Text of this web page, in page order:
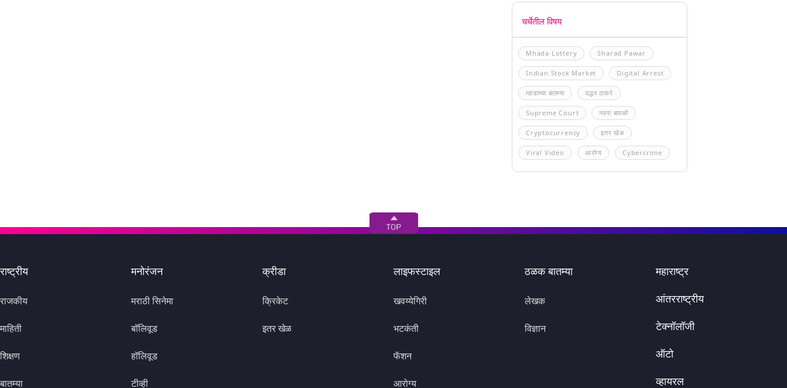
चर्चेतील विषय
Mhada Lottery Sharad Pawar
Indian Stock Market Digital Arrest
म्हाडाच्या बातम्या उद्धव ठाकरे
Supreme Court नवरा बायको
Cryptocurrency इतर खेळ
Viral Video आरोग्य Cybercrime
राष्ट्रीय
राजकीय
माहिती
शिक्षण
बातम्या
मनोरंजन
मराठी सिनेमा
बॉलिवूड
हॉलिवूड
टीव्ही
क्रीडा
क्रिकेट
इतर खेळ
लाइफस्टाइल
खवय्येगिरी
भटकंती
फॅशन
आरोग्य
ठळक बातम्या
लेखक
विज्ञान
महाराष्ट्र
आंतरराष्ट्रीय
टेक्नॉलॉजी
ऑटो
व्हायरल